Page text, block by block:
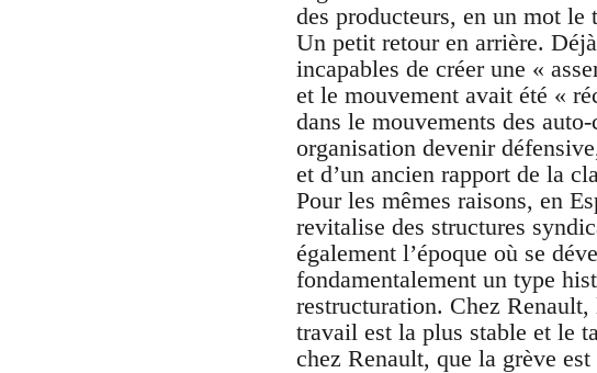
des producteurs, en un mot
Un petit retour en arrière.
incapables de créer une «
et le mouvement avait été «
dans le mouvements des
organisation devenir
et d’un ancien rapport de la
Pour les mêmes raisons, en
revitalise des structures
également l’époque où se
fondamentalement un type
restructuration. Chez
travail est la plus stable et le
chez Renault, que la grève